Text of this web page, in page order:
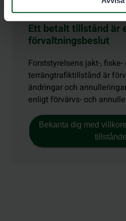
Ett betalt tillstånd är
förvaltningsbeslut
Forststyrelsens jakt-, fiske-
terrängtrafiktillstånd är
ändringar och
enligt förvärvs- och
Bekanta dig med